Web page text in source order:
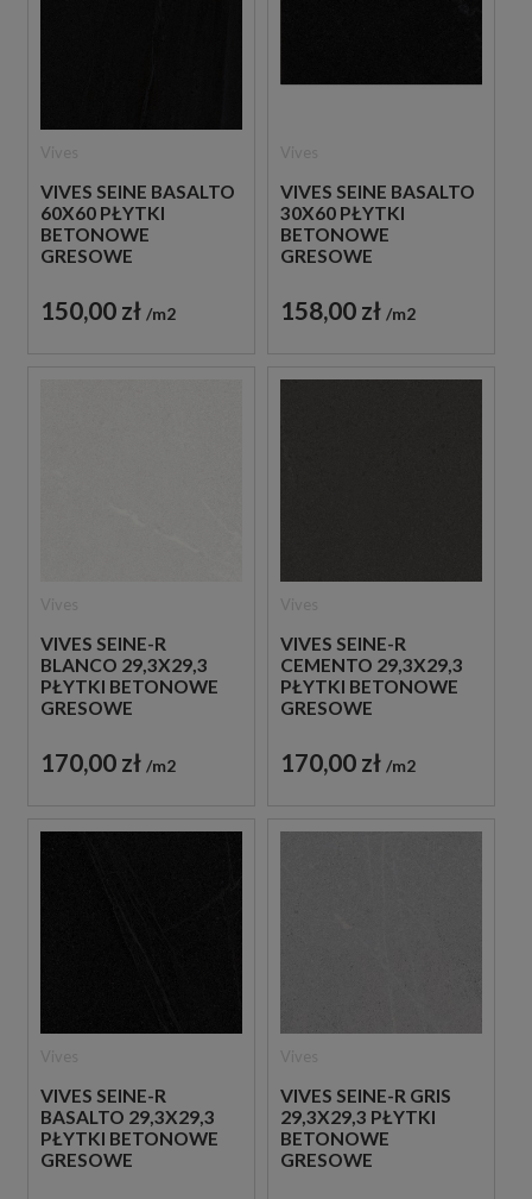
VIVES SEINE BASALTO
60X60 PŁYTKI
BETONOWE
GRESOWE
150,00 zł m2
VIVES SEINE BASALTO
30X60 PŁYTKI
BETONOWE
GRESOWE
158,00 zł m2
VIVES SEINE-R
BLANCO 29,3X29,3
PŁYTKI BETONOWE
GRESOWE
170,00 zł m2
VIVES SEINE-R
CEMENTO 29,3X29,3
PŁYTKI BETONOWE
GRESOWE
170,00 zł m2
VIVES SEINE-R
BASALTO 29,3X29,3
PŁYTKI BETONOWE
GRESOWE
VIVES SEINE-R GRIS
29,3X29,3 PŁYTKI
BETONOWE
GRESOWE